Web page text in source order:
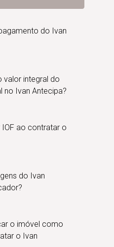
do Ivan
valor integral do
no Ivan Antecipa?
ao contratar o
do Ivan
o imóvel como
o Ivan